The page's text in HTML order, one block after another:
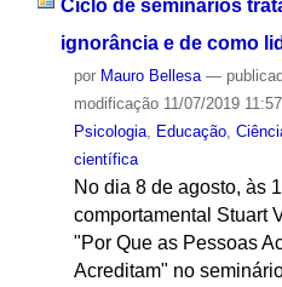
Ciclo de seminários
ignorância e de como
por Mauro Bellesa —
modificação11/07/2019 11:57
Psicologia, Educação,
científica
No dia 8 de agosto, às
comportamental Stuart
"Por Que as Pessoas
Acreditam" no